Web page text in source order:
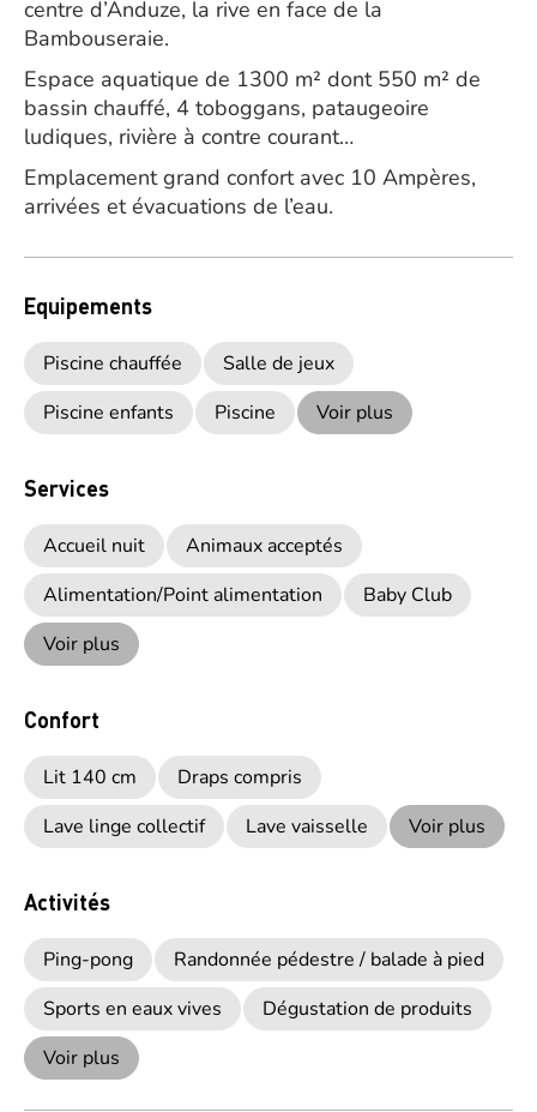
centre d’Anduze, la rive en face de la
Bambouseraie.
Espace aquatique de 1300 m² dont 550 m² de
bassin chauffé, 4 toboggans, pataugeoire
ludiques, rivière à contre courant…
Emplacement grand confort avec 10 Ampères,
arrivées et évacuations de l’eau.
Equipements
Piscine chauffée
Salle de jeux
Piscine enfants
Piscine Voir plus
Services
Accueil nuit
Animaux acceptés
Alimentation/Point alimentation
Baby Club
Voir plus
Confort
Lit 140 cm
Draps compris
Lave linge collectif
Lave vaisselle Voir plus
Activités
Ping-pong
Randonnée pédestre / balade à pied
Sports en eaux vives
Dégustation de produits
Voir plus